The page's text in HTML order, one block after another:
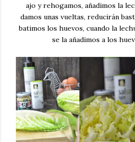
ajo y rehogamos, añadimos la
damos unas vueltas, reducirán
batimos los huevos, cuando la
se la añadimos a los